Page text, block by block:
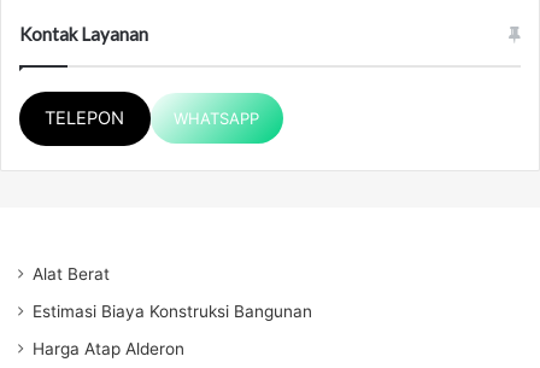
Kontak Layanan
TELEPON WHATSAPP
Alat Berat
Estimasi Biaya Konstruksi Bangunan
Harga Atap Alderon